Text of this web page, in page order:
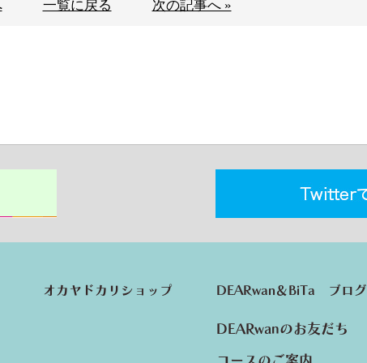
一覧に戻る
次の記事へ »
オカヤドカリショップ DEARwan＆BiTa ブログ
DEARwanのお友だち